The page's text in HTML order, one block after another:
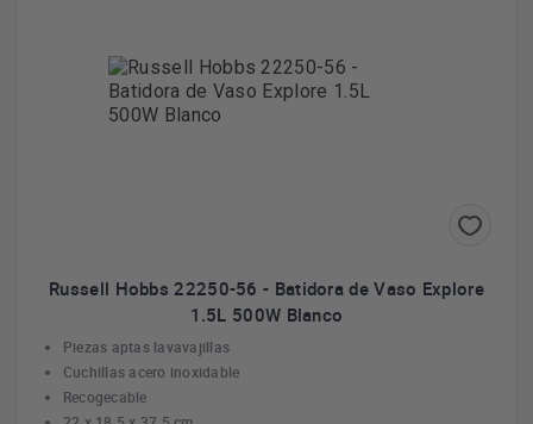
Russell Hobbs 22250-56 - Batidora de Vaso Explore
1.5L 500W Blanco
Piezas aptas lavavajillas
Cuchillas acero inoxidable
Recogecable